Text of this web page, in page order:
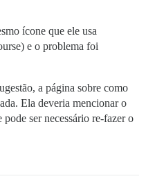
ícone que ele usa
e o problema foi
a página sobre como
Ela deveria mencionar o
ser necessário re-fazer o